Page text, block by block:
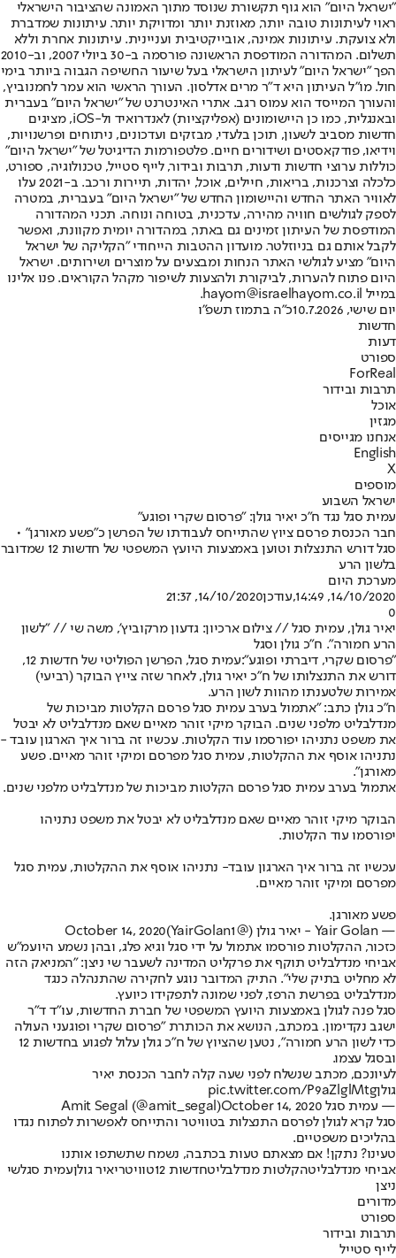
"ישראל היום" הוא גוף תקשורת שנוסד מתוך האמונה שהציבור הישראלי
ראוי לעיתונות טובה יותר, מאוזנת יותר ומדויקת יותר. עיתונות שמדברת
ולא צועקת. עיתונות אמינה, אובייקטיבית ועניינית. עיתונות אחרת וללא
תשלום. המהדורה המודפסת הראשונה פורסמה ב-30 ביולי 2007, וב-2010
הפך "ישראל היום" לעיתון הישראלי בעל שיעור החשיפה הגבוה ביותר בימי
חול. מו"ל העיתון היא ד"ר מרים אדלסון. העורך הראשי הוא עמר לחמנוביץ,
והעורך המייסד הוא עמוס רגב. אתרי האינטרנט של "ישראל היום" בעברית
ובאנגלית, כמו כן היישומונים (אפליקציות) לאנדרואיד ול-iOS, מציגים
חדשות מסביב לשעון, תוכן בלעדי, מבזקים ועדכונים, ניתוחים ופרשנויות,
וידיאו, פודקאסטים ושידורים חיים. פלטפורמות הדיגיטל של "ישראל היום"
כוללות ערוצי חדשות ודעות, תרבות ובידור, לייף סטייל, טכנולוגיה, ספורט,
כלכלה וצרכנות, בריאות, חיילים, אוכל, יהדות, תיירות ורכב. ב-2021 עלו
לאוויר האתר החדש והיישומון החדש של "ישראל היום" בעברית, במטרה
לספק לגולשים חוויה מהירה, עדכנית, בטוחה ונוחה. תכני המהדורה
המודפסת של העיתון זמינים גם באתר, במהדורה יומית מקוונת, ואפשר
לקבל אותם גם בניוזלטר. מועדון ההטבות הייחודי "הקליקה של ישראל
היום" מציע לגולשי האתר הנחות ומבצעים על מוצרים ושירותים. ישראל
היום פתוח להערות, לביקורת ולהצעות לשיפור מקהל הקוראים. פנו אלינו
במייל hayom@israelhayom.co.il.
יום שישי, 10.7.2026
כ"ה בתמוז תשפ"ו
חדשות
דעות
ספורט
ForReal
תרבות ובידור
אוכל
מגזין
אנחנו מגייסים
English
X
מוספים
ישראל השבוע
עמית סגל נגד ח"כ יאיר גולן: "פרסום שקרי ופוגע"
חבר הכנסת פרסם ציוץ שהתייחס לעבודתו של הפרשן כ"פשע מאורגן" •
סגל דורש התנצלות וטוען באמצעות היועץ המשפטי של חדשות 12 שמדובר
בלשון הרע
מערכת היום
14/10/2020, 14:49
,עודכן14/10/2020, 21:37
0
יאיר גולן, עמית סגל // צילום ארכיון: גדעון מרקוביץ', משה שי // "לשון
הרע חמורה". ח"כ גולן וסגל
"פרסום שקרי, דיברתי ופוגע":
עמית סגל, הפרשן הפוליטי של חדשות 12,
דורש את התנצלותו של ח"כ יאיר גולן, לאחר שזה צייץ הבוקר (רביעי)
אמירות שלטענתו מהוות לשון הרע.
ח"כ גולן כתב: "אתמול בערב עמית סגל פרסם הקלטות מביכות של
מנדלבליט מלפני שנים. הבוקר מיקי זוהר מאיים שאם מנדלבליט לא יבטל
את משפט נתניהו יפורסמו עוד הקלטות. עכשיו זה ברור איך הארגון עובד -
נתניהו אוסף את ההקלטות, עמית סגל מפרסם ומיקי זוהר מאיים. פשע
מאורגן".
אתמול בערב עמית סגל פרסם הקלטות מביכות של מנדלבליט מלפני שנים.
הבוקר מיקי זוהר מאיים שאם מנדלבליט לא יבטל את משפט נתניהו
יפורסמו עוד הקלטות.
עכשיו זה ברור איך הארגון עובד- נתניהו אוסף את ההקלטות, עמית סגל
מפרסם ומיקי זוהר מאיים.
פשע מאורגן.
— Yair Golan - יאיר גולן (@YairGolan1)
October 14, 2020
כזכור, ההקלטות פורסמו אתמול על ידי סגל וגיא פלג, ובהן נשמע היועמ"ש
אביחי מנדלבליט תוקף את פרקליט המדינה לשעבר שי ניצן: "המניאק הזה
לא מחליט בתיק שלי". התיק המדובר נוגע לחקירה שהתנהלה כנגד
מנדלבליט בפרשת הרפז, לפני שמונה לתפקידו כיועץ.
סגל פנה לגולן באמצעות היועץ המשפטי של חברת החדשות, עו"ד ד"ר
ישגב נקדימון. במכתב, הנושא את הכותרת "פרסום שקרי ופוגעני העולה
כדי לשון הרע חמורה", נטען שהציוץ של ח"כ גולן עלול לפגוע בחדשות 12
ובסגל עצמו.
לעיונכם, מכתב שנשלח לפני שעה קלה לחבר הכנסת יאיר
גולןpic.twitter.com/P9aZlglMtg
— עמית סגל Amit Segal (@amit_segal) October 14, 2020
סגל קרא לגולן לפרסם התנצלות בטוויטר והתייחס לאפשרות לפתוח נגדו
בהליכים משפטיים.
טעינו? נתקן! אם מצאתם טעות בכתבה, נשמח שתשתפו אותנו
אביחי מנדלבליטהקלטות מנדלבליטחדשות 12 טוויטריאיר גולןעמית סגלשי
ניצן
מדורים
ספורט
תרבות ובידור
לייף סטייל